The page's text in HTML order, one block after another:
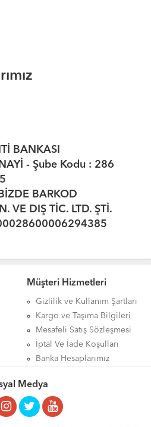
BANKASI
- Şube Kodu : 286
BARKOD
VE DIŞ TİC. LTD. ŞTİ.
Müşteri Hizmetleri
Gizlilik ve Kullanım Şartları
Kargo ve Taşıma Bilgileri
Mesafeli Satış Sözleşmesi
İptal Ve İade Koşulları
Banka Hesaplarımız
Medya